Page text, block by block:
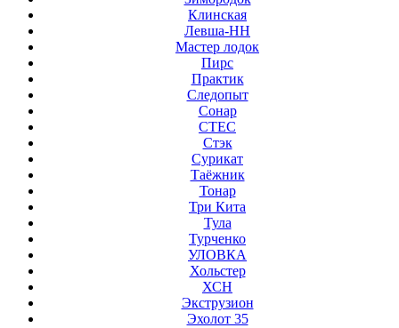
Клинская
Левша-НН
Мастер лодок
Пирс
Практик
Следопыт
Сонар
СТЕС
Стэк
Сурикат
Таёжник
Тонар
Три Кита
Тула
Турченко
УЛОВКА
Хольстер
ХСН
Экструзион
Эхолот 35